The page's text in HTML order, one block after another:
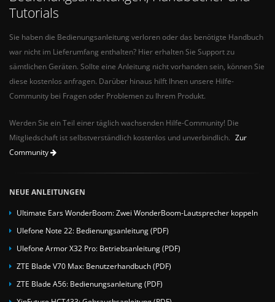
Tutorials
Sie haben die Bedienungsanleitung verloren oder das benötigte Handbuch
war nicht im Lieferumfang enthalten? Hier erhalten Sie Support zu
sämtlichen Geräten. Sollte eine Anleitung nicht vorhanden sein, können Sie
diese kostenlos anfragen. Darüber hinaus hilft Ihnen unsere Hilfe-
Community bei Fragen oder Problemen zu Ihrem Produkt.
Werden Sie ein Teil einer täglich wachsenden Hilfe-Community! Die
Mitgliedschaft ist selbstverständlich kostenlos und unverbindlich. Zur
Community
NEUE ANLEITUNGEN
Ultimate Ears WonderBoom: Zwei WonderBoom-Lautsprecher koppeln
Ulefone Note 22: Bedienungsanleitung (PDF)
Ulefone Armor X32 Pro: Betriebsanleitung (PDF)
ZTE Blade V70 Max: Benutzerhandbuch (PDF)
ZTE Blade A56: Bedienungsanleitung (PDF)